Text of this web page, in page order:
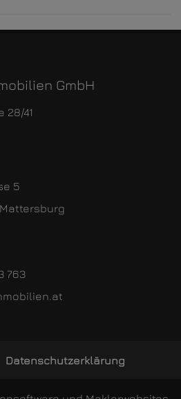
GmbH
41
5
763
Datenschutzerklärung